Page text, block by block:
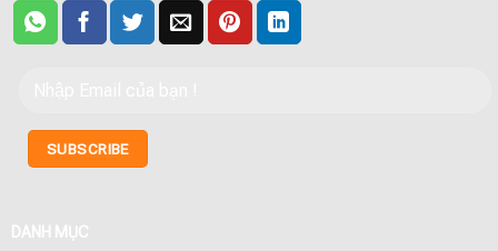
DANH MỤC